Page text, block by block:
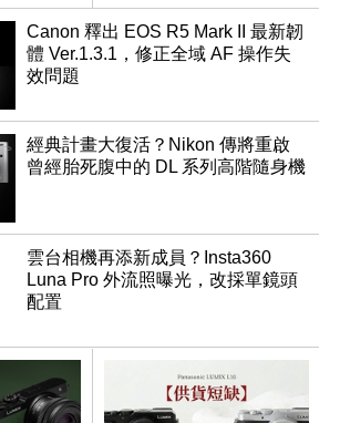
滿
Canon 釋出 EOS R5 Mark II 最新韌
體 Ver.1.3.1，修正全域 AF 操作失
效問題
經典計畫大復活？Nikon 傳將重啟
曾經胎死腹中的 DL 系列高階隨身機
雲台相機再添新成員？Insta360
Luna Pro 外流照曝光，改採單鏡頭
配置